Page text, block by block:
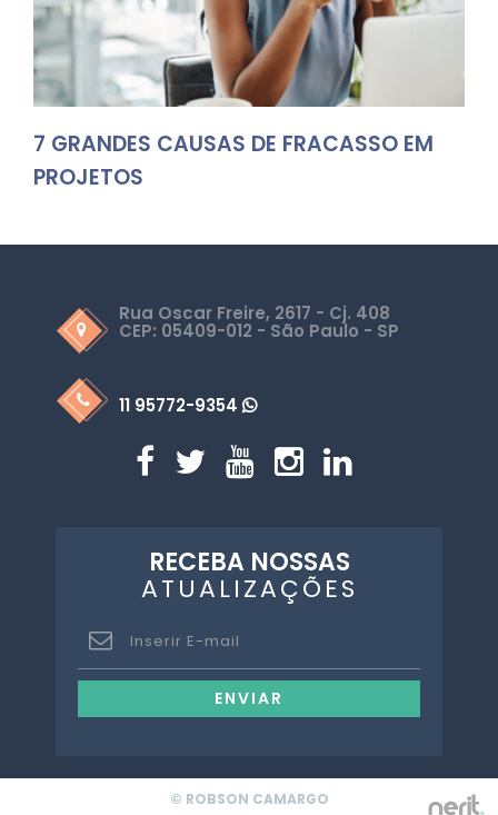
7 GRANDES CAUSAS DE FRACASSO EM
PROJETOS
Rua Oscar Freire, 2617 - Cj. 408
CEP: 05409-012 - São Paulo - SP
11 95772-9354
RECEBA NOSSAS
ATUALIZAÇÕES
ENVIAR
© ROBSON CAMARGO